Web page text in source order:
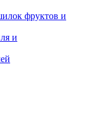
фруктов и
и